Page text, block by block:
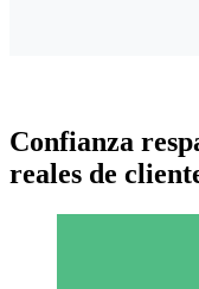
Confianza
reales de